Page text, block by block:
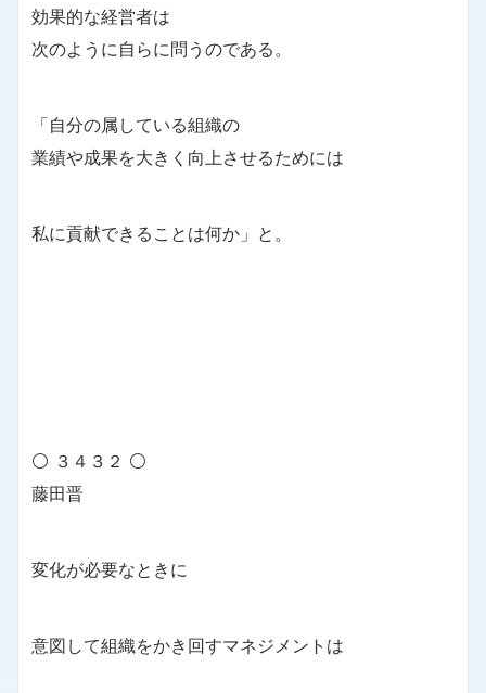
効果的な経営者は
次のように自らに問うのである。
「自分の属している組織の
業績や成果を大きく向上させるためには
私に貢献できることは何か」と。
⚪ ３４３２ ⚪
藤田晋
変化が必要なときに
意図して組織をかき回すマネジメントは